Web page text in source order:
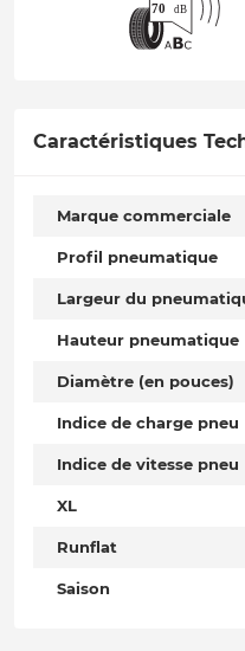
Caractéristiques
Marque commerciale
Profil pneumatique
Largeur du
Hauteur pneumatique
Diamètre (en pouces)
Indice de charge pneu
Indice de vitesse pneu
XL
Runflat
Saison